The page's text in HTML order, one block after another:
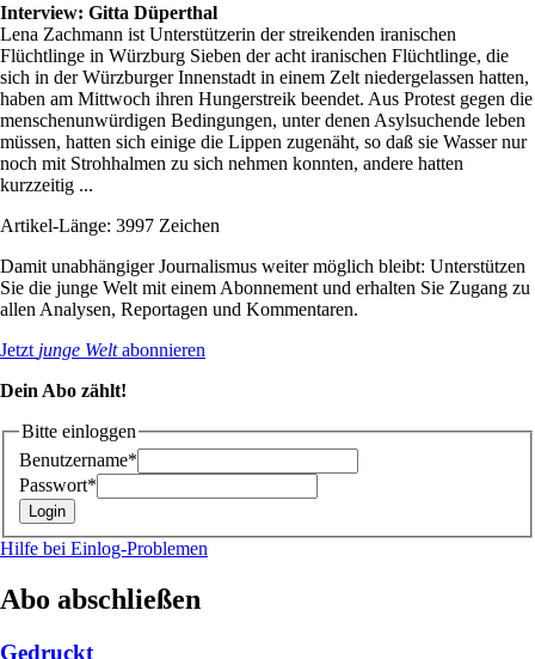
Interview: Gitta Düperthal
Lena Zachmann ist Unterstützerin der streikenden iranischen
Flüchtlinge in Würzburg Sieben der acht iranischen Flüchtlinge, die
sich in der Würzburger Innenstadt in einem Zelt niedergelassen hatten,
haben am Mittwoch ihren Hungerstreik beendet. Aus Protest gegen die
menschenunwürdigen Bedingungen, unter denen Asylsuchende leben
müssen, hatten sich einige die Lippen zugenäht, so daß sie Wasser nur
noch mit Strohhalmen zu sich nehmen konnten, andere hatten
kurzzeitig ...
Artikel-Länge: 3997 Zeichen
Damit unabhängiger Journalismus weiter möglich bleibt: Unterstützen
Sie die junge Welt mit einem Abonnement und erhalten Sie Zugang zu
allen Analysen, Reportagen und Kommentaren.
Jetzt junge Weltabonnieren
Dein Abo zählt!
Bitte einloggen
Benutzername*
Passwort*
Hilfe bei Einlog-Problemen
Abo abschließen
Gedruckt